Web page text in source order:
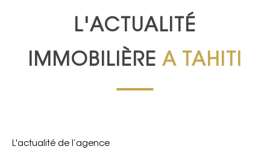
L'ACTUALITÉ
IMMOBILIÈRE A TAHITI
L'actualité de l’agence